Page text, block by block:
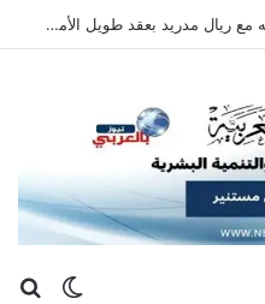
فينيسيوس جونيور يحسم مستقبله مع ريال مدريد بعقد طويل الأمد حتى 2032
الوضع